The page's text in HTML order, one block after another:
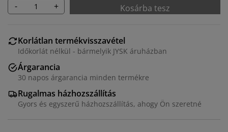
- + Kosárba tesz
Korlátlan termékvisszavétel
Időkorlát nélkül - bármelyik JYSK áruházban
Árgarancia
30 napos árgarancia minden termékre
Rugalmas házhozszállítás
Gyors és egyszerű házhozszállítás, ahogy Ön szeretné